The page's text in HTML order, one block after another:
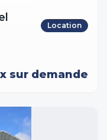
Location
sur demande